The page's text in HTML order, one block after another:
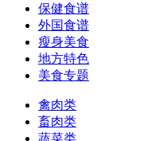
保健食谱
外国食谱
瘦身美食
地方特色
美食专题
禽肉类
畜肉类
蔬菜类